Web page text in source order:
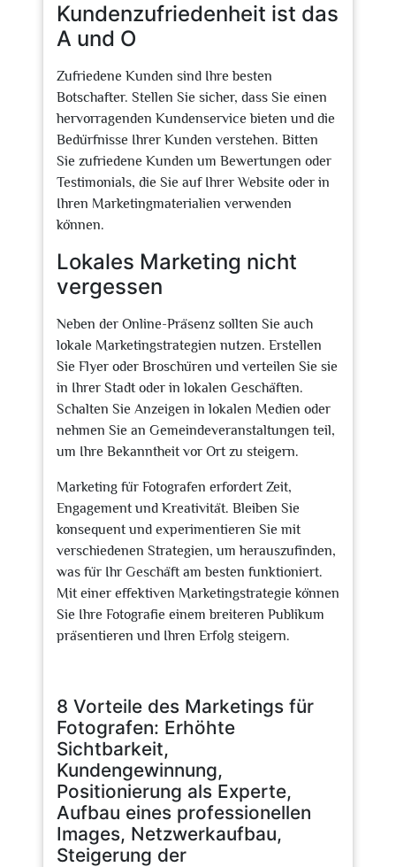
Kundenzufriedenheit ist das
A und O
Zufriedene Kunden sind Ihre besten
Botschafter. Stellen Sie sicher, dass Sie einen
hervorragenden Kundenservice bieten und die
Bedürfnisse Ihrer Kunden verstehen. Bitten
Sie zufriedene Kunden um Bewertungen oder
Testimonials, die Sie auf Ihrer Website oder in
Ihren Marketingmaterialien verwenden
können.
Lokales Marketing nicht
vergessen
Neben der Online-Präsenz sollten Sie auch
lokale Marketingstrategien nutzen. Erstellen
Sie Flyer oder Broschüren und verteilen Sie sie
in Ihrer Stadt oder in lokalen Geschäften.
Schalten Sie Anzeigen in lokalen Medien oder
nehmen Sie an Gemeindeveranstaltungen teil,
um Ihre Bekanntheit vor Ort zu steigern.
Marketing für Fotografen erfordert Zeit,
Engagement und Kreativität. Bleiben Sie
konsequent und experimentieren Sie mit
verschiedenen Strategien, um herauszufinden,
was für Ihr Geschäft am besten funktioniert.
Mit einer effektiven Marketingstrategie können
Sie Ihre Fotografie einem breiteren Publikum
präsentieren und Ihren Erfolg steigern.
8 Vorteile des Marketings für
Fotografen: Erhöhte
Sichtbarkeit,
Kundengewinnung,
Positionierung als Experte,
Aufbau eines professionellen
Images, Netzwerkaufbau,
Steigerung der